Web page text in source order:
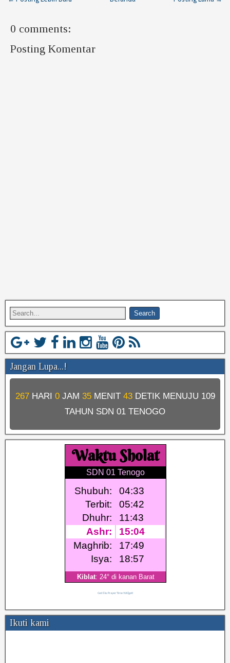
0 comments:
Posting Komentar
Jangan Lupa...!
267 HARI 0 JAM 35 MENIT43 DETIK MENUJU 109
TAHUN SDN 01 TENOGO
Get this Prayer Time Widget!
Ikuti kami